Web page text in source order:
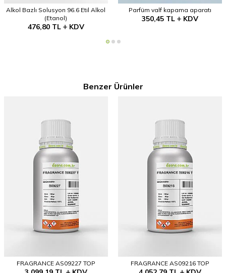
Alkol Bazlı Solusyon 96.6 Etil Alkol
(Etanol)
476,80TL KDV
Parfüm valf kapama aparatı
350,45 TL KDV
Benzer Ürünler
FRAGRANCE AS09227 TOP FRAGRANCE AS09216 TOP